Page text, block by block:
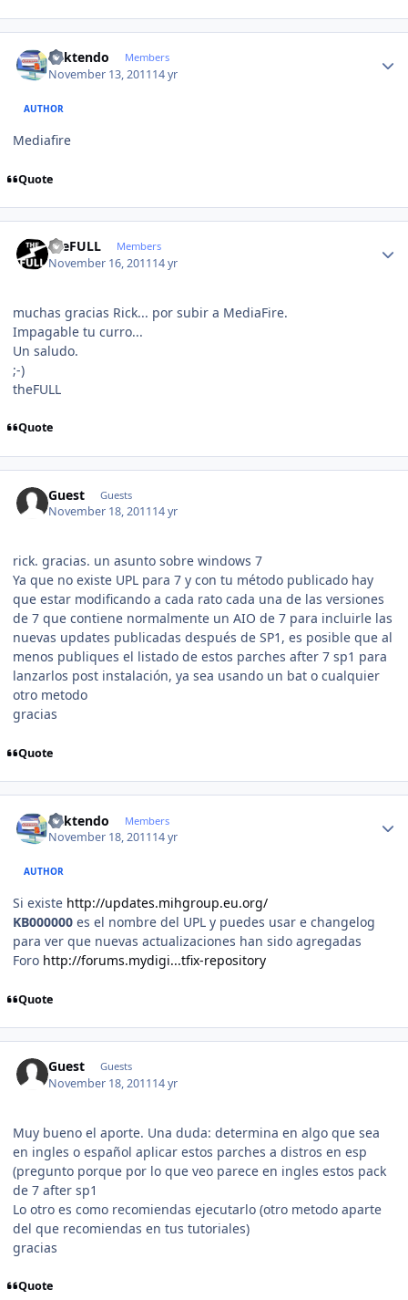
ricktendo Members
November 13, 201114 yr
AUTHOR
Mediafire
Quote
theFULL Members
November 16, 201114 yr
muchas gracias Rick... por subir a MediaFire.
Impagable tu curro...
Un saludo.
;-)
theFULL
Quote
Guest Guests
November 18, 201114 yr
rick. gracias. un asunto sobre windows 7
Ya que no existe UPL para 7 y con tu método publicado hay
que estar modificando a cada rato cada una de las versiones
de 7 que contiene normalmente un AIO de 7 para incluirle las
nuevas updates publicadas después de SP1, es posible que al
menos publiques el listado de estos parches after 7 sp1 para
lanzarlos post instalación, ya sea usando un bat o cualquier
otro metodo
gracias
Quote
ricktendo Members
November 18, 201114 yr
AUTHOR
Si existe http://updates.mihgroup.eu.org/
KB000000 es el nombre del UPL y puedes usar e changelog
para ver que nuevas actualizaciones han sido agregadas
Foro http://forums.mydigi...tfix-repository
Quote
Guest Guests
November 18, 201114 yr
Muy bueno el aporte. Una duda: determina en algo que sea
en ingles o español aplicar estos parches a distros en esp
(pregunto porque por lo que veo parece en ingles estos pack
de 7 after sp1
Lo otro es como recomiendas ejecutarlo (otro metodo aparte
del que recomiendas en tus tutoriales)
gracias
Quote